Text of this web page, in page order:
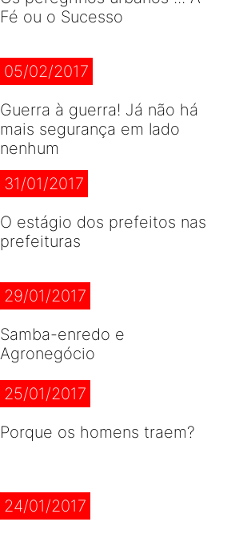
Fé ou o Sucesso
05/02/2017
Guerra à guerra! Já não há
mais segurança em lado
nenhum
31/01/2017
O estágio dos prefeitos nas
prefeituras
29/01/2017
Samba-enredo e
Agronegócio
25/01/2017
Porque os homens traem?
24/01/2017